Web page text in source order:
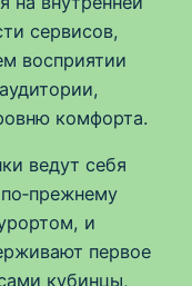
сервисов,
восприятии
комфорта.
ведут себя
и
первое
кубинцы,